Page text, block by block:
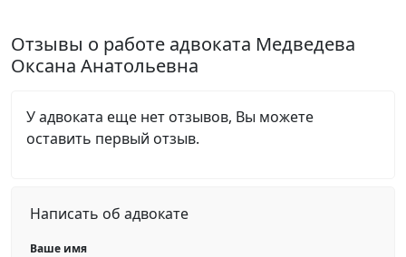
Отзывы о работе адвоката Медведева
Оксана Анатольевна
У адвоката еще нет отзывов, Вы можете
оставить первый отзыв.
Написать об адвокате
Ваше имя